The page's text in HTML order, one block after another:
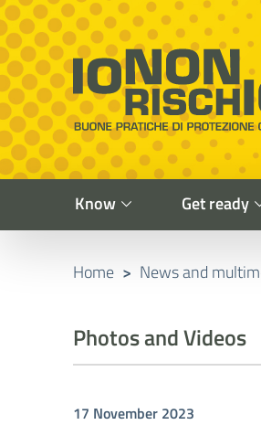
Vai al contenuto principale
Raggiungi il piè di pagina
Io non rischio
Presidency of the Council of
Know Get ready
Home > News and
Photos and Videos
17 November 2023